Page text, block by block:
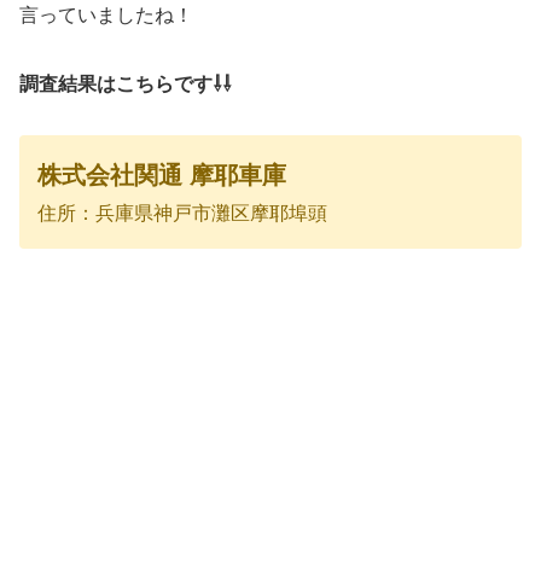
言っていましたね！
調査結果はこちらです⇩⇩
株式会社関通 摩耶車庫
住所：兵庫県神戸市灘区摩耶埠頭